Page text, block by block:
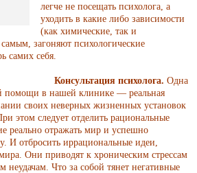
легче не посещать психолога, а
уходить в какие либо зависимости
(как химические, так и
загоняют психологические
внутрь самих себя.
Консультация психолога. Одна
помощи в нашей клинике — реальная
своих неверных жизненных установок
этом следует отделить рациональные
реально отражать мир и успешно
И отбросить иррациональные идеи,
Они приводят к хроническим стрессам
Что за собой тянет негативные